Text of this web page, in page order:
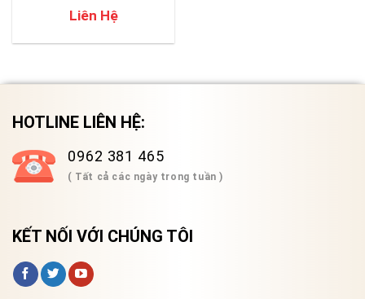
Liên Hệ
HOTLINE LIÊN HỆ:
0962 381 465
( Tất cả các ngày trong tuần )
KẾT NỐI VỚI CHÚNG TÔI